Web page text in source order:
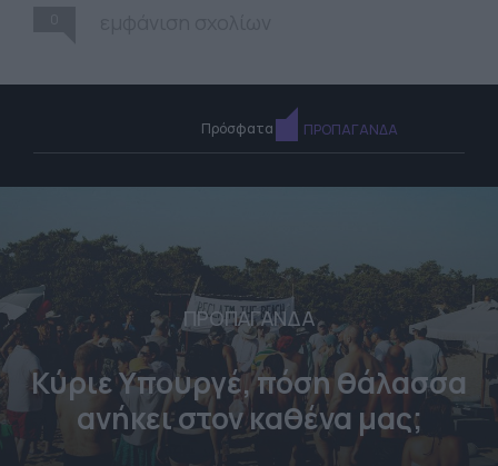
Πρόσφατα ΠΡΟΠΑΓΑΝΔΑ
ΠΡΟΠΑΓΑΝΔΑ
Κύριε Υπουργέ, πόση θάλασσα
ανήκει στον καθένα μας;